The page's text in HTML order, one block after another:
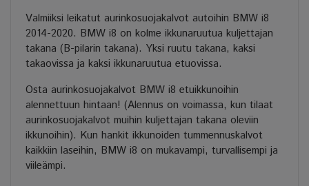
Valmiiksi leikatut aurinkosuojakalvot autoihin BMW i8
2014-2020. BMW i8 on kolme ikkunaruutua kuljettajan
takana (B-pilarin takana). Yksi ruutu takana, kaksi
takaovissa ja kaksi ikkunaruutua etuovissa.
Osta aurinkosuojakalvot BMW i8 etuikkunoihin
alennettuun hintaan! (Alennus on voimassa, kun tilaat
aurinkosuojakalvot muihin kuljettajan takana oleviin
ikkunoihin). Kun hankit ikkunoiden tummennuskalvot
kaikkiin laseihin, BMW i8 on mukavampi, turvallisempi ja
viileämpi.